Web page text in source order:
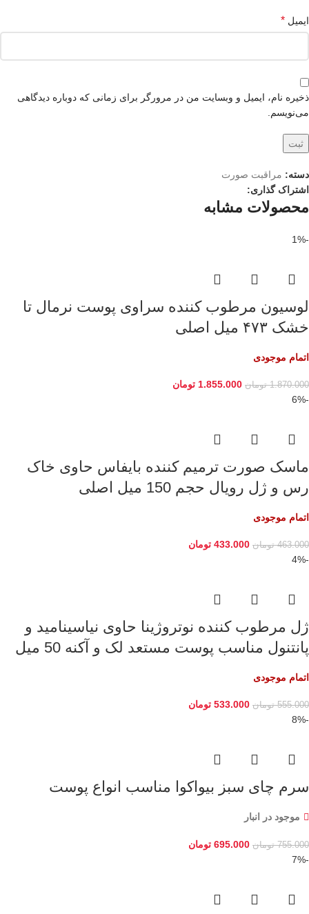
ایمیل *
ذخیره نام، ایمیل و وبسایت من در مرورگر برای زمانی که دوباره دیدگاهی
می‌نویسم.
دسته: مراقبت صورت
اشتراک گذاری:
محصولات مشابه
-1%
لوسیون مرطوب کننده سراوی پوست نرمال تا
خشک ۴۷۳ میل اصلی
اتمام موجودی
1.870.000 تومان 1.855.000 تومان
-6%
ماسک صورت ترمیم کننده بایفاس حاوی خاک
رس و ژل رویال حجم 150 میل اصلی
اتمام موجودی
463.000 تومان 433.000 تومان
-4%
ژل مرطوب کننده نوتروژینا حاوی نیاسینامید و
پانتنول مناسب پوست مستعد لک و آکنه 50 میل
اتمام موجودی
555.000 تومان 533.000 تومان
-8%
سرم چای سبز بیواکوا مناسب انواع پوست
موجود در انبار
755.000 تومان 695.000 تومان
-7%